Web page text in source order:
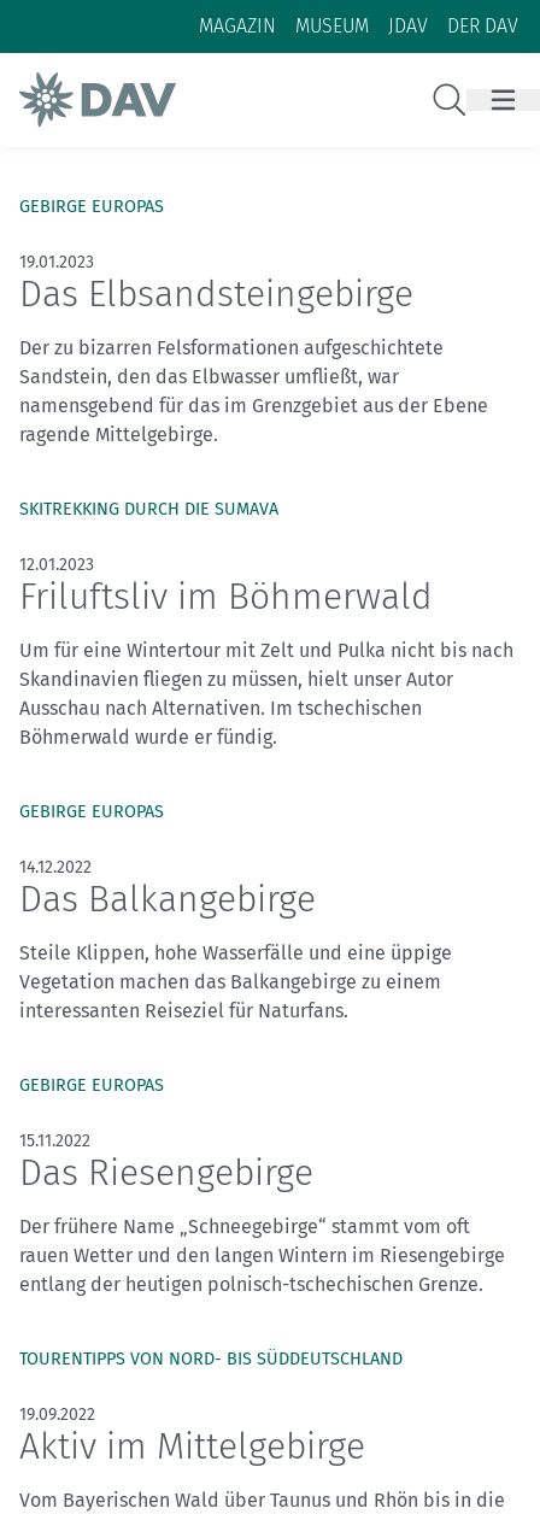
Zum Inhalt
Zur Footer-Navigation
MAGAZIN MUSEUM JDAV DER DAV
GEBIRGE EUROPAS
19.01.2023
Das Elbsandstein­gebirge
Der zu bizarren Felsformationen aufgeschichtete
Sandstein, den das Elbwasser umfließt, war
namensgebend für das im Grenzgebiet aus der Ebene
ragende Mittelgebirge.
SKITREKKING DURCH DIE SUMAVA
12.01.2023
Friluftsliv im Böhmerwald
Um für eine Wintertour mit Zelt und Pulka nicht bis nach
Skandinavien fliegen zu müssen, hielt unser Autor
Ausschau nach Alternativen. Im tschechischen
Böhmerwald wurde er fündig.
GEBIRGE EUROPAS
14.12.2022
Das Balkangebirge
Steile Klippen, hohe Wasserfälle und eine üppige
Vegetation machen das Balkangebirge zu einem
interessanten Reiseziel für Naturfans.
GEBIRGE EUROPAS
15.11.2022
Das Riesengebirge
Der frühere Name „Schneegebirge“ stammt vom oft
rauen Wetter und den langen Wintern im Riesengebirge
entlang der heutigen polnisch-tschechischen Grenze.
TOURENTIPPS VON NORD- BIS SÜDDEUTSCHLAND
19.09.2022
Aktiv im Mittelgebirge
Vom Bayerischen Wald über Taunus und Rhön bis in die